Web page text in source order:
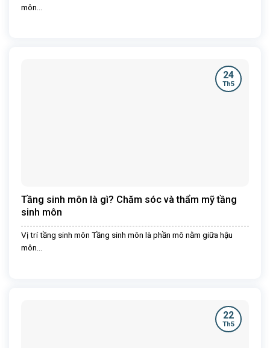
môn...
Tầng sinh môn là gì? Chăm sóc và thẩm mỹ tầng
sinh môn
Vị trí tầng sinh môn Tầng sinh môn là phần mô nằm giữa hậu
môn...
24
Th5
22
Th5